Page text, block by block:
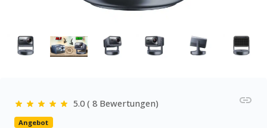
5.0 ( 8 Bewertungen)
Angebot